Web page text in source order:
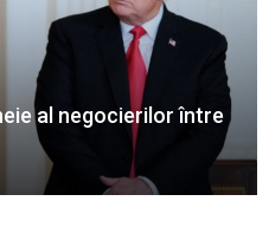
al negocierilor între